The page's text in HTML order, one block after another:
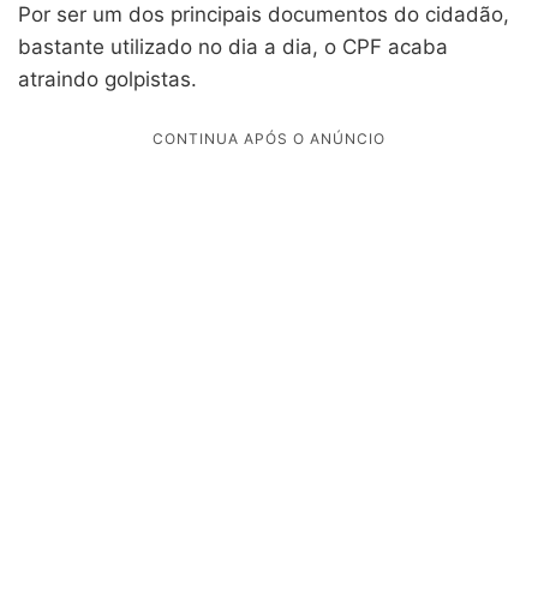
Por ser um dos principais documentos do cidadão,
bastante utilizado no dia a dia, o CPF acaba
atraindo golpistas.